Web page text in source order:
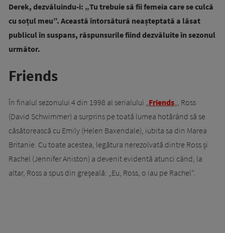
Derek, dezvăluindu-i: „Tu trebuie să fii femeia care se culcă
cu soțul meu”. Această întorsătură neașteptată a lăsat
publicul în suspans, răspunsurile fiind dezvăluite în sezonul
următor.
Friends
În finalul sezonului 4 din 1998 al serialului „Friends„, Ross
(David Schwimmer) a surprins pe toată lumea hotărând să se
căsătorească cu Emily (Helen Baxendale), iubita sa din Marea
Britanie. Cu toate acestea, legătura nerezolvată dintre Ross și
Rachel (Jennifer Aniston) a devenit evidentă atunci când, la
altar, Ross a spus din greșeală: „Eu, Ross, o iau pe Rachel”.